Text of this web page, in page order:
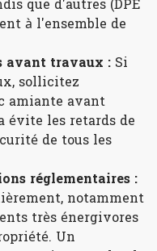
à l'ensemble de
avant travaux : Si
sollicitez
amiante avant
évite les retards de
de tous les
réglementaires :
notamment
très énergivores
Un